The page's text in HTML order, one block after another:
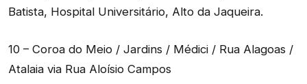
Batista, Hospital Universitário, Alto da Jaqueira.
10 – Coroa do Meio / Jardins / Médici / Rua Alagoas /
Atalaia via Rua Aloísio Campos